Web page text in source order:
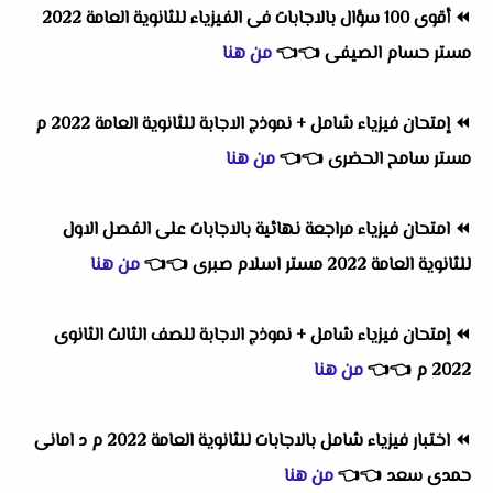
⏪
أقوى 100 سؤال بالاجابات فى الفيزياء للثانوية العامة 2022
مستر حسام الصيفى👈
👈من هنا
⏪
إمتحان فيزياء شامل + نموذج الاجابة للثانوية العامة 2022 م
مستر سامح الحضرى👈
👈من هنا
⏪ امتحان فيزياء مراجعة نهائية بالاجابات على الفصل الاول
للثانوية العامة 2022 مستر اسلام صبرى
👈
👈من هنا
⏪إمتحان فيزياء شامل + نموذج الاجابة للصف الثالث الثانوى
2022 م
👈
👈من هنا
⏪
اختبار فيزياء شامل بالاجابات للثانوية العامة 2022 م د امانى
حمدى سعد 👈
👈من هنا